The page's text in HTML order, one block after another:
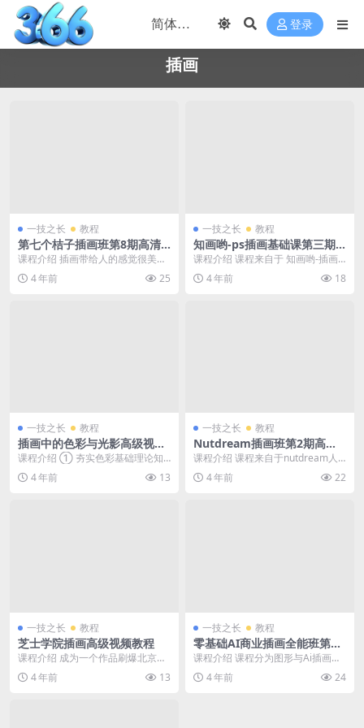
登录
插画
一技之长 教程
第七个桔子插画班第8期高清
视频教程
课程介绍 插画带给人的感觉很美，
通过手绘、板绘与鼠绘的形式，增
强作品的吸引力，并...
4 年前 25
一技之长 教程
知画哟-ps插画基础课第三期2
021高级视频教程
课程介绍 课程来自于 知画哟-插画
基础课第三期课程 知画哟教育，专
注ps.sai...
4 年前 18
一技之长 教程
插画中的色彩与光影高级视频
教程
课程介绍 ① 夯实色彩基础理论知
识： 色彩三要素 色彩对比与联系
冷暖性 ② 解...
4 年前 13
一技之长 教程
Nutdream插画班第2期高级
视频教程
课程介绍 课程来自于nutdream人
像插画第二期课程（视频+课件+笔
刷） 速写...
4 年前 22
一技之长 教程
芝士学院插画高级视频教程
课程介绍 成为一个作品刷爆北京地
铁，吸粉70万的自由插画师是什么
一种体验?那就是...
4 年前 13
一技之长 教程
零基础AI商业插画全能班第四
期高阶视频教程
课程介绍 课程分为图形与Ai插画初
识、Ai插画表现方法、Ai插画的商
用及风格延展...
4 年前 24